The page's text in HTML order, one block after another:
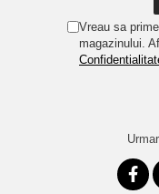
Vreau sa
magazinului.